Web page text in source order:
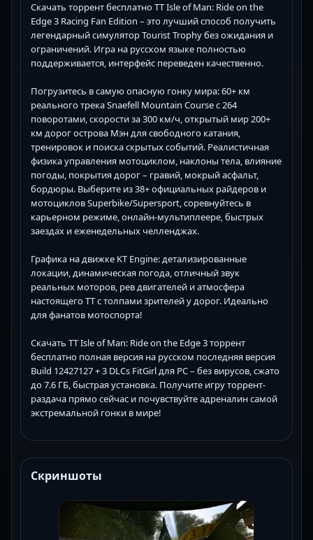
Скачать торрент бесплатно TT Isle of Man: Ride on the
Edge 3 Racing Fan Edition – это лучший способ получить
легендарный симулятор Tourist Trophy без ожидания и
ограничений. Игра на русском языке полностью
поддерживается, интерфейс переведен качественно.
Погрузитесь в самую опасную гонку мира: 60+ км
реального трека Snaefell Mountain Course с 264
поворотами, скорости за 300 км/ч, открытый мир 200+
км дорог острова Мэн для свободного катания,
тренировок и поиска скрытых событий. Реалистичная
физика управления мотоциклом, наклоны тела, влияние
погоды, покрытия дорог – гравий, мокрый асфальт,
бордюры. Выберите из 38+ официальных райдеров и
мотоциклов Superbike/Supersport, соревнуйтесь в
карьерном режиме, онлайн-мультиплеере, быстрых
заездах и еженедельных челленджах.
Графика на движке KT Engine: детализированные
локации, динамическая погода, отличный звук
реальных моторов, рев двигателей и атмосфера
настоящего TT с толпами зрителей у дорог. Идеально
для фанатов мотоспорта!
Скачать TT Isle of Man: Ride on the Edge 3 торрент
бесплатно полная версия на русском последняя версия
Build 12427127 + 3 DLCs FitGirl для PC – без вирусов, сжато
до 7.6 ГБ, быстрая установка. Получите игру торрент-
раздача прямо сейчас и почувствуйте адреналин самой
экстремальной гонки в мире!
Скриншоты